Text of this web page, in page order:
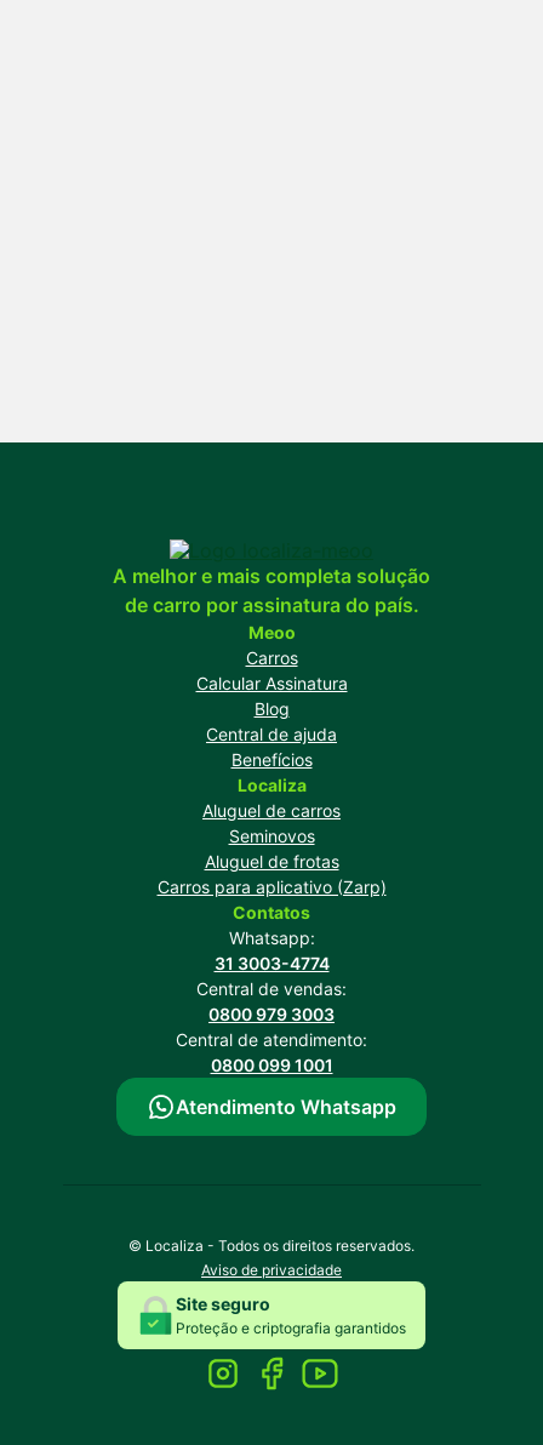
A melhor e mais completa solução
de carro por assinatura do país.
Meoo
Carros
Calcular Assinatura
Blog
Central de ajuda
Benefícios
Localiza
Aluguel de carros
Seminovos
Aluguel de frotas
Carros para aplicativo (Zarp)
Contatos
Atendimento Whatsapp
Whatsapp:
31 3003-4774
Central de vendas:
0800 979 3003
Central de atendimento:
0800 099 1001
© Localiza - Todos os direitos reservados.
Aviso de privacidade
Site seguro
Proteção e criptografia garantidos